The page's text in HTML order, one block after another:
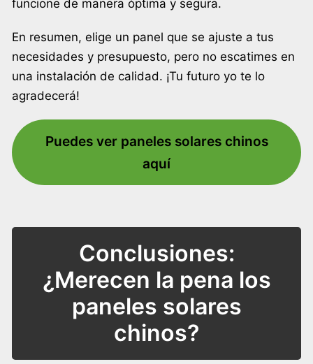
funcione de manera óptima y segura.
En resumen, elige un panel que se ajuste a tus
necesidades y presupuesto, pero no escatimes en
una instalación de calidad. ¡Tu futuro yo te lo
agradecerá!
Puedes ver paneles solares chinos
aquí
Conclusiones:
¿Merecen la pena los
paneles solares
chinos?